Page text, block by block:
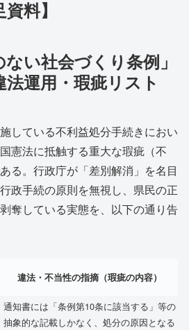
料】
い社会づくり条例」
運用・瑕疵リスト
している不利益処分手続きにおい
憲法に抵触する重大な瑕疵（不
る。行政庁が「差別解消」を名目
政手続の原則を無視し、県民の正
奪している実態を、以下の通り告
違法・不当性の指摘（瑕疵の内容）
通知書には「条例第10条に該当する」等の
抽象的な記載しかなく、処分の原因となる